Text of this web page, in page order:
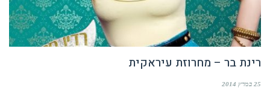
רינת בר – מחרוזת עיראקית
25 במרץ 2014